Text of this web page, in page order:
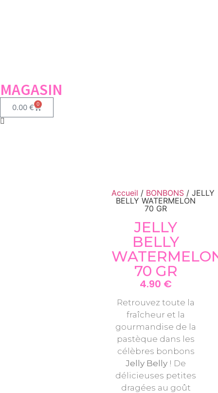
MAGASIN
0.00 € 0
Accueil / BONBONS / JELLY
BELLY WATERMELON
70 GR
JELLY
BELLY
70 GR
4.90 €
Retrouvez toute la
fraîcheur et la
gourmandise de la
pastèque dans les
célèbres bonbons
Jelly Belly ! De
délicieuses petites
dragées au goût